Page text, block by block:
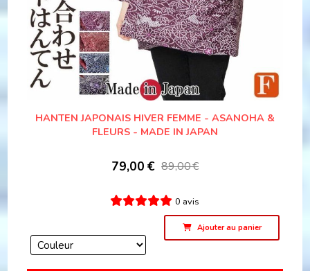
HANTEN JAPONAIS HIVER FEMME - ASANOHA &
FLEURS - MADE IN JAPAN
79,00 € 89,00€
0 avis
Ajouter au panier